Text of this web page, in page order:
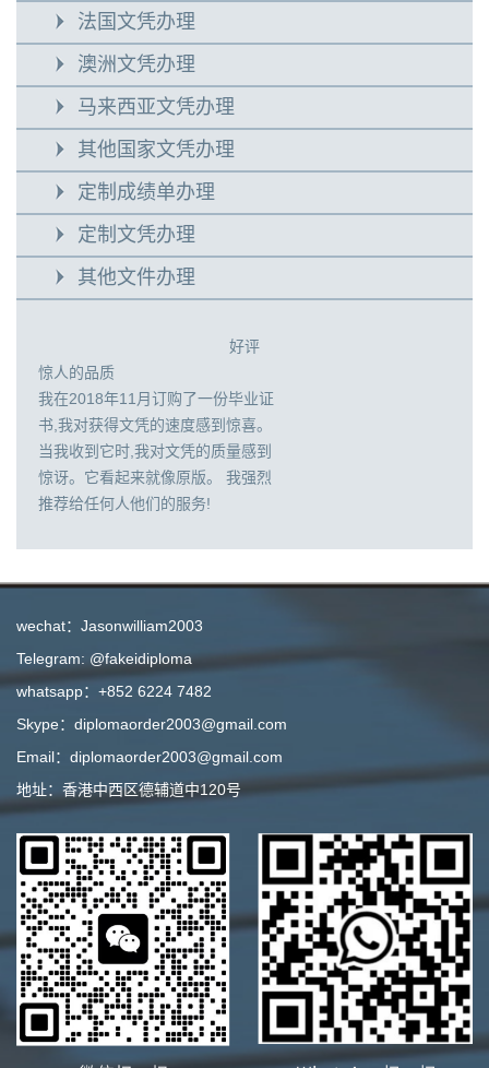
法国文凭办理
澳洲文凭办理
马来西亚文凭办理
其他国家文凭办理
定制成绩单办理
定制文凭办理
其他文件办理
好评
惊人的品质
我在2018年11月订购了一份毕业证
书,我对获得文凭的速度感到惊喜。
当我收到它时,我对文凭的质量感到
惊讶。它看起来就像原版。 我强烈
推荐给任何人他们的服务!
wechat：Jasonwilliam2003
Telegram: @fakeidiploma
whatsapp：+852 6224 7482
Skype：diplomaorder2003@gmail.com
Email：diplomaorder2003@gmail.com
地址：香港中西区德辅道中120号